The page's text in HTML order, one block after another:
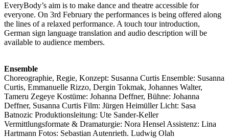
EveryBody’s aim is to make dance and theatre accessible for
everyone. On 3rd February the performances is being offered along
the lines of a relaxed performance. A touch tour introduction,
German sign language translation and audio description will be
available to audience members.
Ensemble
Choreographie, Regie, Konzept: Susanna Curtis Ensemble: Susanna
Curtis, Emmanuelle Rizzo, Dergin Tokmak, Johannes Walter,
Tameru Zegeye Kostüme: Johanna Deffner, Bühne: Johanna
Deffner, Susanna Curtis Film: Jürgen Heimüller Licht: Sasa
Batnozic Produktionsleitung: Ute Sander-Keller
Vermittlungsformate & Dramaturgie: Nora Hensel Assistenz: Lina
Hartmann Fotos: Sebastian Autenrieth. Ludwig Olah